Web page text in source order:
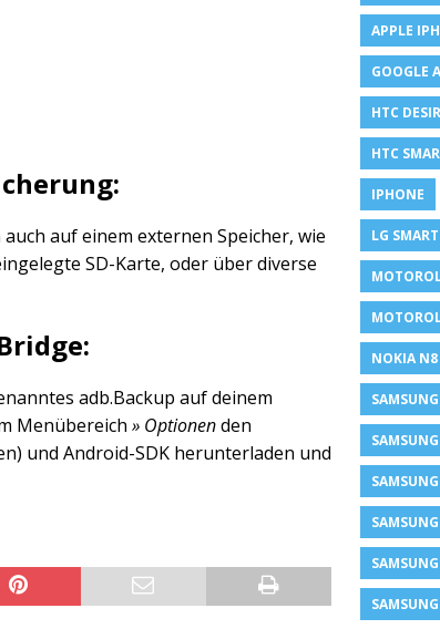
auf einem externen Speicher, wie
SD-Karte, oder über diverse
adb.Backup auf deinem
Menübereich » Optionenden
und Android-SDK herunterladen und
APPLE
GOOGLE
HTC
HTC
IPHONE
LG
NOKIA N8
SAMSUNG